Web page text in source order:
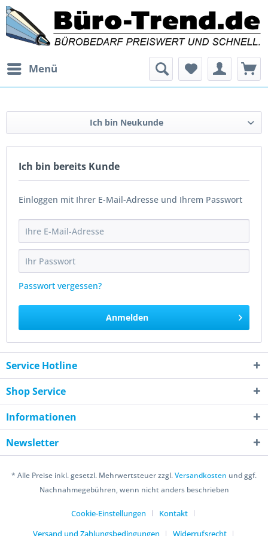
Menü
Ich bin Neukunde
Ich bin bereits Kunde
Einloggen mit Ihrer E-Mail-Adresse und Ihrem Passwort
Passwort vergessen?
Anmelden
Service Hotline
Shop Service
Informationen
Newsletter
* Alle Preise inkl. gesetzl. Mehrwertsteuer zzgl.Versandkosten und ggf.
Nachnahmegebühren, wenn nicht anders beschrieben
Cookie-Einstellungen
Kontakt
Versand und Zahlungsbedingungen
Widerrufsrecht